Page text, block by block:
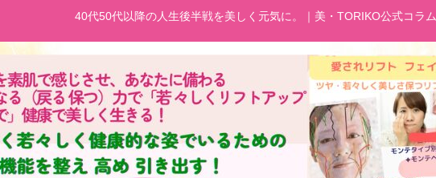
40代50代以降の人生後半戦を美しく元気に。｜美・TORIKO公式コラム